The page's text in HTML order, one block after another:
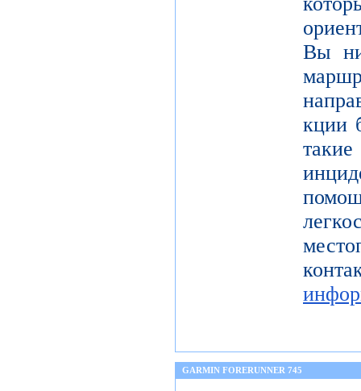
Вы
кции
GARMIN FORERUNNER 745